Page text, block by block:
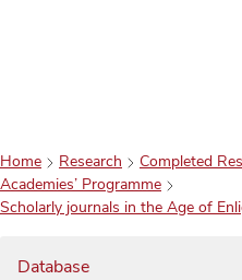
Home Research
Completed
Academies’ Programme
Scholarly journals in the Age of
Database